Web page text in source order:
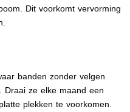
Dit voorkomt vervorming
banden zonder velgen
Draai ze elke maand een
plekken te voorkomen.